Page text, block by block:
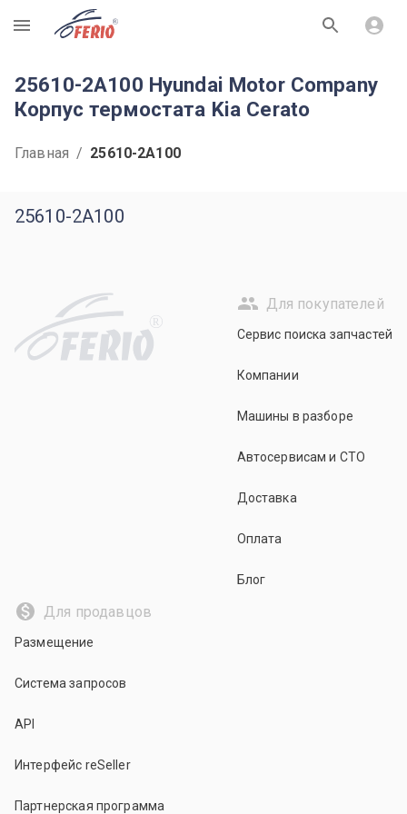
R
25610-2A100 Hyundai Motor Company
Корпус термостата Kia Cerato
Главная / 25610-2A100
25610-2A100
R
Для покупателей
Сервис поиска запчастей
Компании
Машины в разборе
Автосервисам и СТО
Доставка
Оплата
Блог
Для продавцов
Размещение
Система запросов
API
Интерфейс reSeller
Партнерская программа